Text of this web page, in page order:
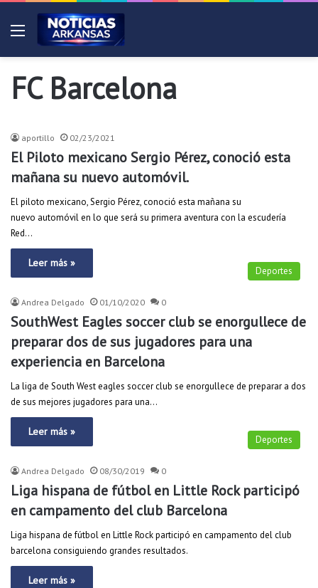
Menú
FC Barcelona
aportillo 02/23/2021
El Piloto mexicano Sergio Pérez, conoció esta
mañana su nuevo automóvil.
El piloto mexicano, Sergio Pérez, conoció esta mañana su
nuevo automóvil en lo que será su primera aventura con la escudería
Red…
Leer más »
Deportes
Andrea Delgado 01/10/2020 0
SouthWest Eagles soccer club se enorgullece de
preparar dos de sus jugadores para una
experiencia en Barcelona
La liga de South West eagles soccer club se enorgullece de preparar a dos
de sus mejores jugadores para una…
Leer más »
Deportes
Andrea Delgado 08/30/2019 0
Liga hispana de fútbol en Little Rock participó
en campamento del club Barcelona
Liga hispana de fútbol en Little Rock participó en campamento del club
barcelona consiguiendo grandes resultados.
Leer más »